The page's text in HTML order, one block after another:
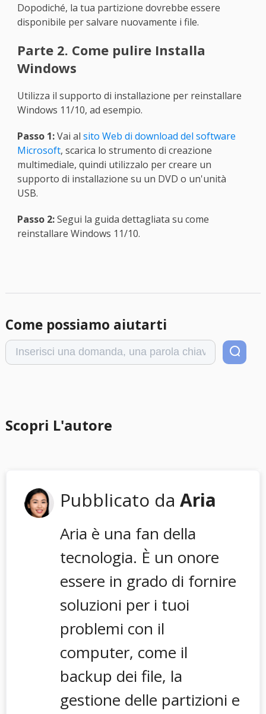
Dopodiché, la tua partizione dovrebbe essere
disponibile per salvare nuovamente i file.
Parte 2. Come pulire Installa
Windows
Utilizza il supporto di installazione per reinstallare
Windows 11/10, ad esempio.
Passo 1:Vai al sito Web di download del software
Microsoft, scarica lo strumento di creazione
multimediale, quindi utilizzalo per creare un
supporto di installazione su un DVD o un'unità
USB.
Passo 2:Segui la guida dettagliata su come
reinstallare Windows 11/10.
Come possiamo aiutarti
Scopri L'autore
Pubblicato da Aria
Aria è una fan della
tecnologia. È un onore
essere in grado di fornire
soluzioni per i tuoi
problemi con il
computer, come il
backup dei file, la
gestione delle partizioni e